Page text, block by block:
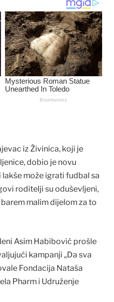
iz Živinica, koji je
dobio je novu
može igrati fudbal sa
roditelji su oduševljeni,
malim dijelom za to
Asim Habibović prošle
kampanji „Da sva
Fondacija Nataša
Pharm i Udruženje